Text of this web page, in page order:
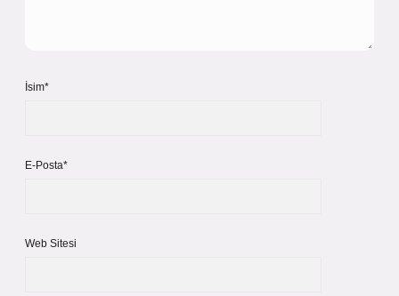
İsim*
E-Posta*
Web Sitesi